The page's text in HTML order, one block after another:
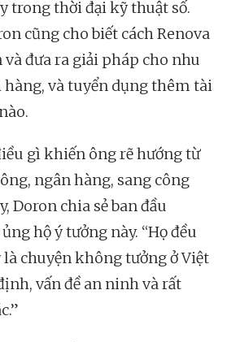
trong thời đại kỹ thuật số.
cũng cho biết cách Renova
và đưa ra giải pháp cho nhu
hàng, và tuyển dụng thêm tài
gì khiến ông rẽ hướng từ
ngân hàng, sang công
Doron chia sẻ ban đầu
hộ ý tưởng này. “Họ đều
chuyện không tưởng ở Việt
vấn đề an ninh và rất